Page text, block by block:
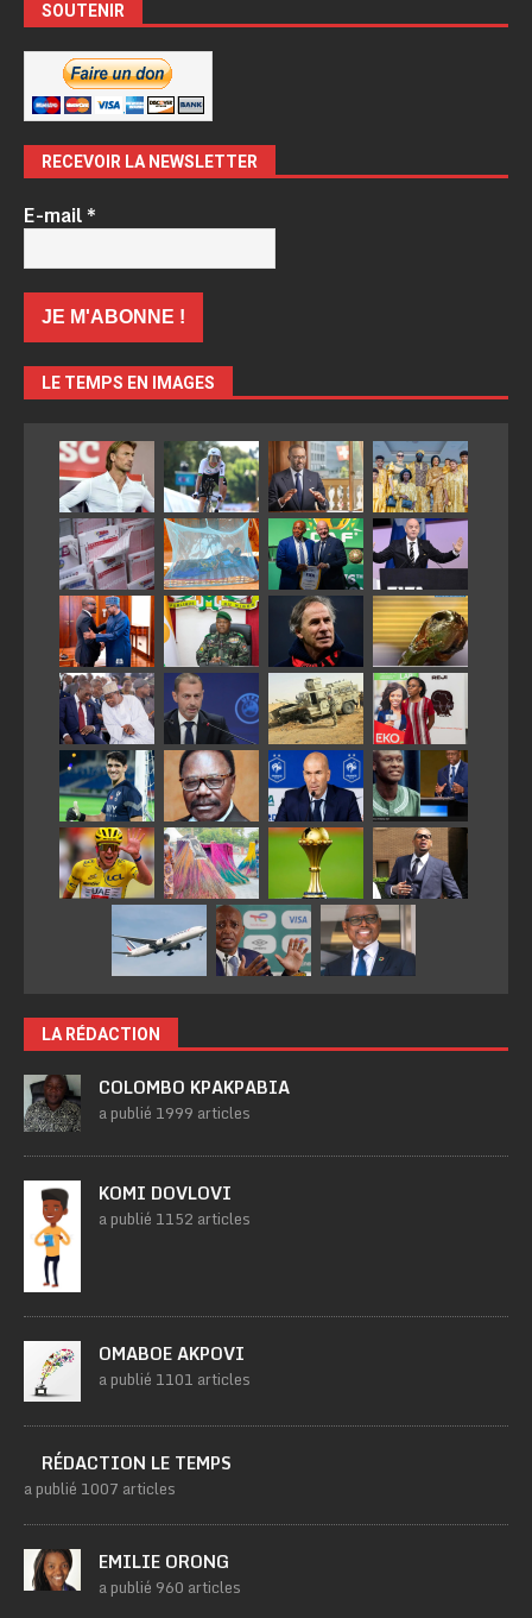
SOUTENIR
RECEVOIR LA NEWSLETTER
E-mail*
LE TEMPS EN IMAGES
LA RÉDACTION
COLOMBO KPAKPABIA
a publié 1999 articles
KOMI DOVLOVI
a publié 1152 articles
OMABOE AKPOVI
a publié 1101 articles
RÉDACTION LE TEMPS
a publié 1007 articles
EMILIE ORONG
a publié 960 articles